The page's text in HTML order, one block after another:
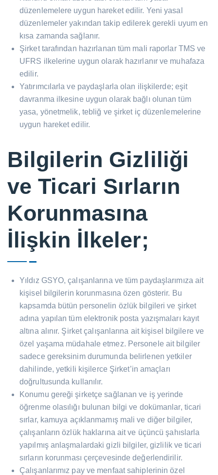
düzenlemelere uygun hareket edilir. Yeni yasal
düzenlemeler yakından takip edilerek gerekli uyum en
kısa zamanda sağlanır.
Şirket tarafından hazırlanan tüm mali raporlar TMS ve
UFRS ilkelerine uygun olarak hazırlanır ve muhafaza
edilir.
Yatırımcılarla ve paydaşlarla olan ilişkilerde; eşit
davranma ilkesine uygun olarak bağlı olunan tüm
yasa, yönetmelik, tebliğ ve şirket iç düzenlemelerine
uygun hareket edilir.
Bilgilerin Gizliliği
ve Ticari Sırların
Korunmasına
İlişkin İlkeler;
Yıldız GSYO, çalışanlarına ve tüm paydaşlarımıza ait
kişisel bilgilerin korunmasına özen gösterir. Bu
kapsamda bütün personelin özlük bilgileri ve şirket
adına yapılan tüm elektronik posta yazışmaları kayıt
altına alınır. Şirket çalışanlarına ait kişisel bilgilere ve
özel yaşama müdahale etmez. Personele ait bilgiler
sadece gereksinim durumunda belirlenen yetkiler
dahilinde, yetkili kişilerce Şirket’in amaçları
doğrultusunda kullanılır.
Konumu gereği şirketçe sağlanan ve iş yerinde
öğrenme olasılığı bulunan bilgi ve dokümanlar, ticari
sırlar, kamuya açıklanmamış mali ve diğer bilgiler,
çalışanların özlük haklarına ait ve üçüncü şahıslarla
yapılmış anlaşmalardaki gizli bilgiler, gizlilik ve ticari
sırların korunması çerçevesinde değerlendirilir.
Çalışanlarımız pay ve menfaat sahiplerinin özel